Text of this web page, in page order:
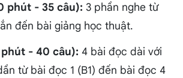
phút - 35 câu): 3 phần nghe từ
đến bài giảng học thuật.
- 40 câu): 4 bài đọc dài với
từ bài đọc 1 (B1) đến bài đọc 4